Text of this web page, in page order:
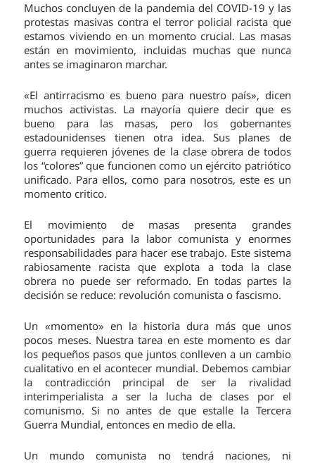
Muchos concluyen de la pandemia del COVID-19 y las
protestas masivas contra el terror policial racista que
estamos viviendo en un momento crucial. Las masas
están en movimiento, incluidas muchas que nunca
antes se imaginaron marchar.
«El antirracismo es bueno para nuestro país», dicen
muchos activistas. La mayoría quiere decir que es
bueno para las masas, pero los gobernantes
estadounidenses tienen otra idea. Sus planes de
guerra requieren jóvenes de la clase obrera de todos
los “colores” que funcionen como un ejército patriótico
unificado. Para ellos, como para nosotros, este es un
momento critico.
El movimiento de masas presenta grandes
oportunidades para la labor comunista y enormes
responsabilidades para hacer ese trabajo. Este sistema
rabiosamente racista que explota a toda la clase
obrera no puede ser reformado. En todas partes la
decisión se reduce: revolución comunista o fascismo.
Un «momento» en la historia dura más que unos
pocos meses. Nuestra tarea en este momento es dar
los pequeños pasos que juntos conlleven a un cambio
cualitativo en el acontecer mundial. Debemos cambiar
la contradicción principal de ser la rivalidad
interimperialista a ser la lucha de clases por el
comunismo. Si no antes de que estalle la Tercera
Guerra Mundial, entonces en medio de ella.
Un mundo comunista no tendrá naciones, ni